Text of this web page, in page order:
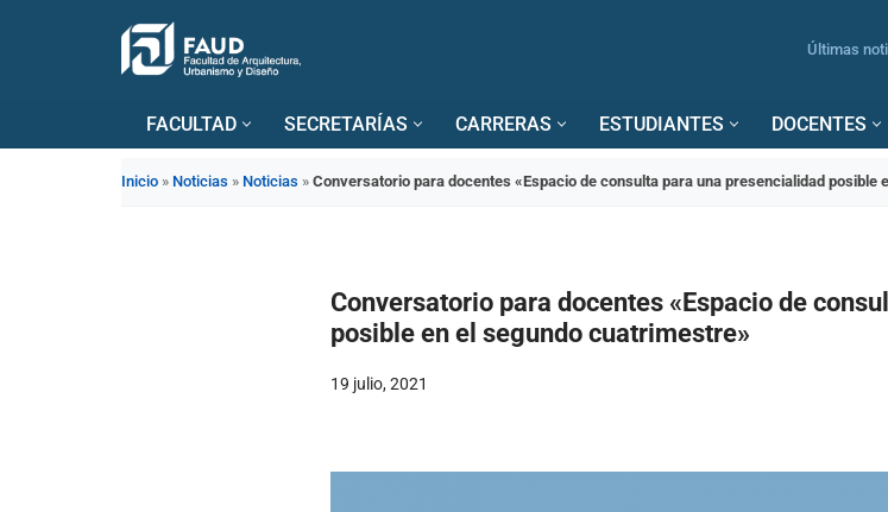
Últimas
FACULTAD SECRETARÍAS CARRERAS ESTUDIANTES DOCENTES
Inicio » Noticias » Noticias » Conversatorio para docentes «Espacio de consulta para una presencialidad posible
Conversatorio para docentes «Espacio de
posible en el segundo cuatrimestre»
19 julio, 2021